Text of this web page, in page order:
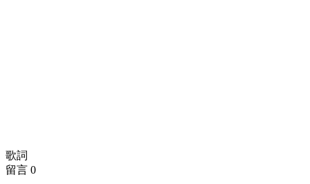
歌詞
留言 0